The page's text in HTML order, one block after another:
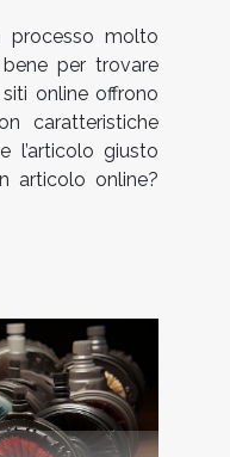
processo molto
per trovare
online offrono
caratteristiche
l’articolo giusto
articolo online?